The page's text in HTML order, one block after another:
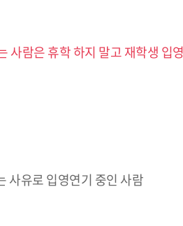
사람은 휴학 하지 말고 재학생 입
사유로 입영연기 중인 사람